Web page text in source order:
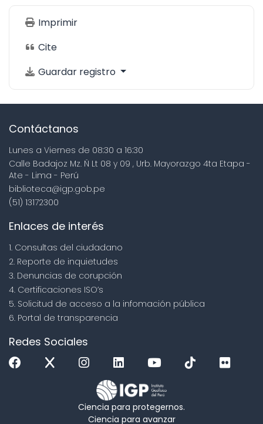
Imprimir
Cite
Guardar registro
Contáctanos
Lunes a Viernes de 08:30 a 16:30
Calle Badajoz Mz. Ñ Lt 08 y 09 , Urb. Mayorazgo 4ta Etapa -
Ate - Lima - Perú
biblioteca@igp.gob.pe
(51) 13172300
Enlaces de interés
1. Consultas del ciudadano
2. Reporte de inquietudes
3. Denuncias de corupción
4. Certificaciones ISO’s
5. Solicitud de acceso a la infomación pública
6. Portal de transparencia
Redes Sociales
Ciencia para protegernos.
Ciencia para avanzar